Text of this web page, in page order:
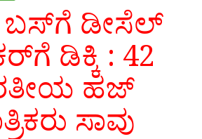
ಡೀಸೆಲ್
ಡಿಕ್ಕಿ : 42
ಹಜ್‌
ಸಾವು